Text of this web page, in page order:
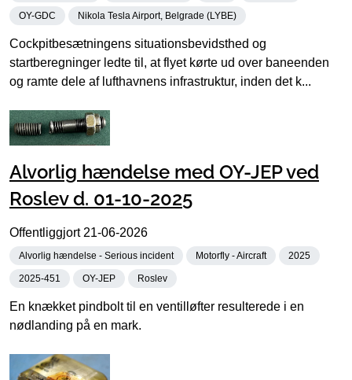
OY-GDC Nikola Tesla Airport, Belgrade (LYBE)
Cockpitbesætningens situationsbevidsthed og
startberegninger ledte til, at flyet kørte ud over baneenden
og ramte dele af lufthavnens infrastruktur, inden det k...
Alvorlig hændelse med OY-JEP ved
Roslev d. 01-10-2025
Offentliggjort 21-06-2026
Alvorlig hændelse - Serious incident Motorfly - Aircraft 2025
2025-451 OY-JEP Roslev
En knækket pindbolt til en ventilløfter resulterede i en
nødlanding på en mark.